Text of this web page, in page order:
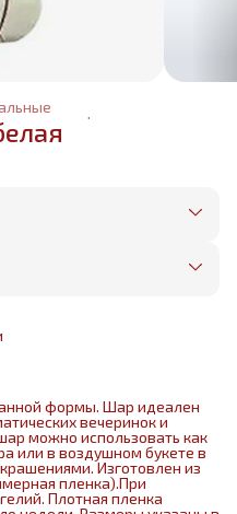
фигуры
КАД
формы. Шар идеален
вечеринок и
можно использовать как
или в воздушном букете в
Изготовлен из
пленка).При
Плотная пленка